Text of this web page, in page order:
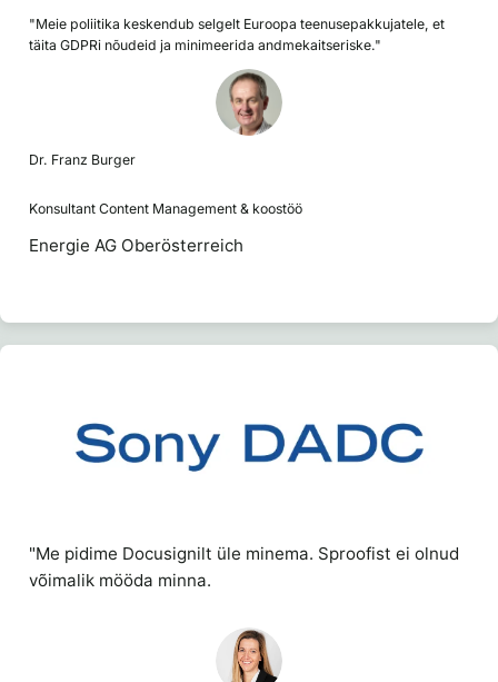
"Meie poliitika keskendub selgelt Euroopa teenusepakkujatele, et
täita GDPRi nõudeid ja minimeerida andmekaitseriske."
Dr. Franz Burger
Konsultant Content Management & koostöö
Energie AG Oberösterreich
"Me pidime Docusignilt üle minema. Sproofist ei olnud
võimalik mööda minna.